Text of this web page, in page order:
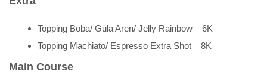
Topping Boba/ Gula Aren/ Jelly Rainbow 6K
Topping Machiato/ Espresso Extra Shot 8K
Main Course